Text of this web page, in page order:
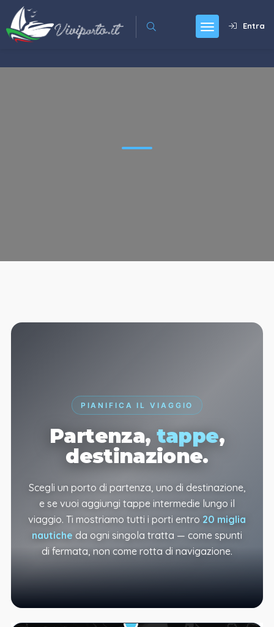
Entra
PIANIFICA IL VIAGGIO
Partenza, tappe,
destinazione.
Scegli un porto di partenza, uno di destinazione,
e se vuoi aggiungi tappe intermedie lungo il
viaggio. Ti mostriamo tutti i porti entro 20 miglia
nautiche da ogni singola tratta — come spunti
di fermata, non come rotta di navigazione.